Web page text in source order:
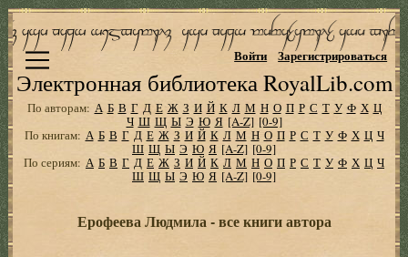
Электронная библиотека RoyalLib.com
Войти Зарегистрироваться
По авторам: А Б В Г Д Е Ж З И Й К Л М Н О П Р С Т У Ф Х Ц
Ч Ш Щ Ы Э Ю Я [A-Z] [0-9]
По книгам: А Б В Г Д Е Ж З И Й К Л М Н О П Р С Т У Ф Х Ц Ч
Ш Щ Ы Э Ю Я [A-Z] [0-9]
По сериям: А Б В Г Д Е Ж З И Й К Л М Н О П Р С Т У Ф Х Ц Ч
Ш Щ Ы Э Ю Я [A-Z] [0-9]
Ерофеева Людмила - все книги автора